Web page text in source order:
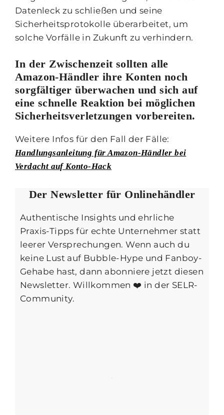
Datenleck zu schließen und seine
Sicherheitsprotokolle überarbeitet, um
solche Vorfälle in Zukunft zu verhindern.
In der Zwischenzeit sollten alle
Amazon-Händler ihre Konten noch
sorgfältiger überwachen und sich auf
eine schnelle Reaktion bei möglichen
Sicherheitsverletzungen vorbereiten.
Weitere Infos für den Fall der Fälle:
Handlungsanleitung für Amazon-Händler bei
Verdacht auf Konto-Hack
Der Newsletter für Onlinehändler
Authentische Insights und ehrliche
Praxis-Tipps für echte Unternehmer statt
leerer Versprechungen. Wenn auch du
keine Lust auf Bubble-Hype und Fanboy-
Gehabe hast, dann abonniere jetzt diesen
Newsletter. Willkommen ❤️ in der SELR-
Community.